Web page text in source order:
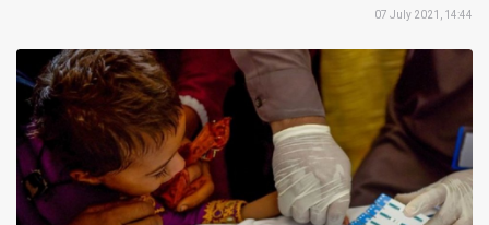
07 July 2021, 14:44